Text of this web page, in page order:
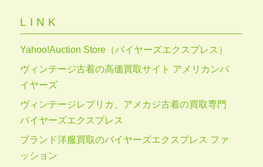
LINK
Yahoo!Auction Store（バイヤーズエクスプレス）
ヴィンテージ古着の高価買取サイト アメリカンバ
イヤーズ
ヴィンテージレプリカ、アメカジ古着の買取専門
バイヤーズエクスプレス
ブランド洋服買取のバイヤーズエクスプレス ファ
ッション